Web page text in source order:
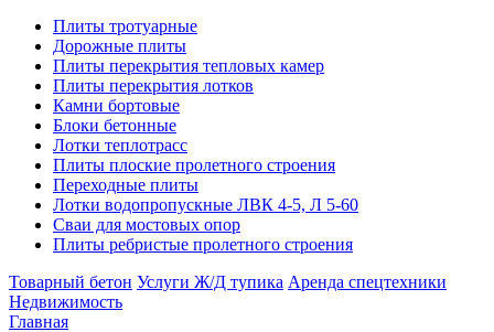
Плиты тротуарные
Дорожные плиты
Плиты перекрытия тепловых камер
Плиты перекрытия лотков
Камни бортовые
Блоки бетонные
Лотки теплотрасс
Плиты плоские пролетного строения
Переходные плиты
Лотки водопропускные ЛВК 4-5, Л 5-60
Сваи для мостовых опор
Плиты ребристые пролетного строения
Товарный бетон Услуги Ж/Д тупика Аренда спецтехники
Недвижимость
Главная